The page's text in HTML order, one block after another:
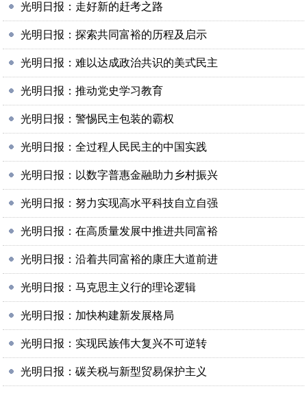
光明日报：走好新的赶考之路
光明日报：探索共同富裕的历程及启示
光明日报：难以达成政治共识的美式民主
光明日报：推动党史学习教育
光明日报：警惕民主包装的霸权
光明日报：全过程人民民主的中国实践
光明日报：以数字普惠金融助力乡村振兴
光明日报：努力实现高水平科技自立自强
光明日报：在高质量发展中推进共同富裕
光明日报：沿着共同富裕的康庄大道前进
光明日报：马克思主义行的理论逻辑
光明日报：加快构建新发展格局
光明日报：实现民族伟大复兴不可逆转
光明日报：碳关税与新型贸易保护主义